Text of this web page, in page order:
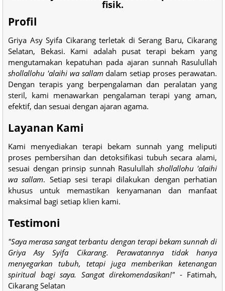
fisik.
Profil
Griya Asy Syifa Cikarang terletak di Serang Baru, Cikarang
Selatan, Bekasi. Kami adalah pusat terapi bekam yang
mengutamakan kepatuhan pada ajaran sunnah Rasulullah
shollallohu 'alaihi wa sallamdalam setiap proses perawatan.
Dengan terapis yang berpengalaman dan peralatan yang
steril, kami menawarkan pengalaman terapi yang aman,
efektif, dan sesuai dengan ajaran agama.
Layanan Kami
Kami menyediakan terapi bekam sunnah yang meliputi
proses pembersihan dan detoksifikasi tubuh secara alami,
sesuai dengan prinsip sunnah Rasulullah shollallohu 'alaihi
wa sallam. Setiap sesi terapi dilakukan dengan perhatian
khusus untuk memastikan kenyamanan dan manfaat
maksimal bagi setiap klien kami.
Testimoni
"Saya merasa sangat terbantu dengan terapi bekam sunnah di
Griya Asy Syifa Cikarang. Perawatannya tidak hanya
menyegarkan tubuh, tetapi juga memberikan ketenangan
spiritual bagi saya. Sangat direkomendasikan!" - Fatimah,
Cikarang Selatan